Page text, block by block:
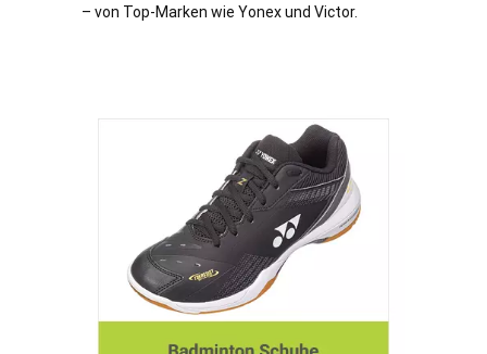
– von Top-Marken wie Yonex und Victor.